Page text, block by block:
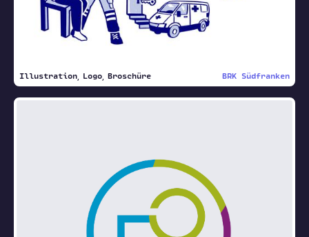
Illustration Logo Broschüre BRK Südfranken